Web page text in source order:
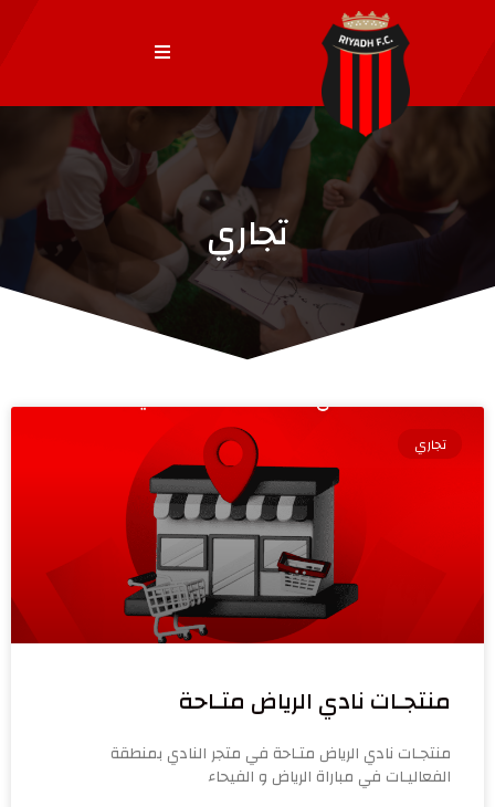
تجاري
تجاري
منتجـات نادي الرياض متـاحة
منتجـات نادي الرياض متـاحة في متجر النادي بمنطقة
الفعاليـات في مباراة ⁧الرياض و الفيحاء